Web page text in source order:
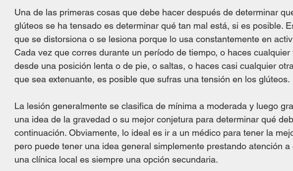
Una de las primeras cosas que debe hacer después de determinar
glúteos se ha tensado es determinar qué tan mal está, si es posible.
que se distorsiona o se lesiona porque lo usa constantemente en
Cada vez que corres durante un período de tiempo, o haces
desde una posición lenta o de pie, o saltas, o haces casi cualquier
que sea extenuante, es posible que sufras una tensión en los glúteos.
La lesión generalmente se clasifica de mínima a moderada y luego
una idea de la gravedad o su mejor conjetura para determinar qué
continuación. Obviamente, lo ideal es ir a un médico para tener la
pero puede tener una idea general simplemente prestando atención
una clínica local es siempre una opción secundaria.